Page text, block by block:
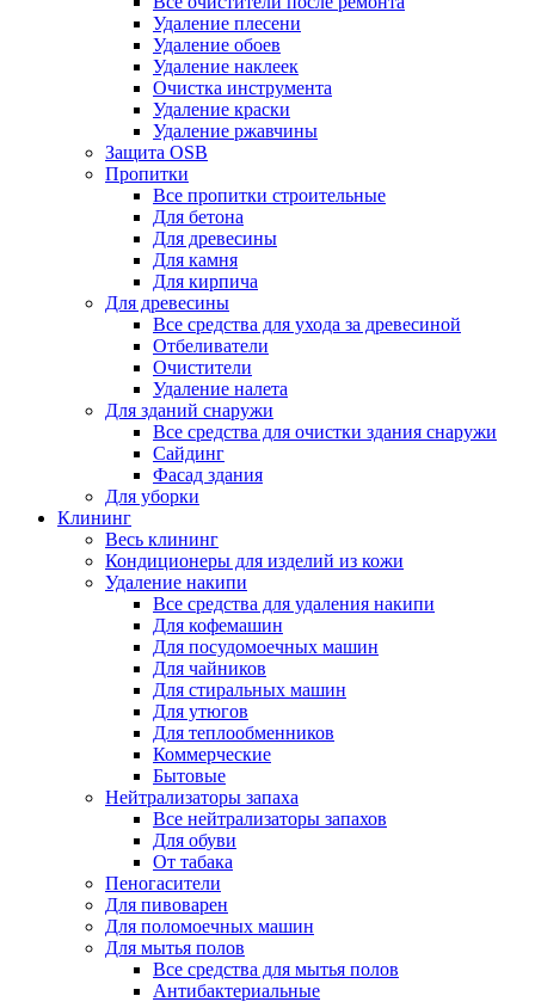
Удаление плесени
Удаление обоев
Удаление наклеек
Очистка инструмента
Удаление краски
Удаление ржавчины
Защита OSB
Пропитки
Все пропитки строительные
Для бетона
Для древесины
Для камня
Для кирпича
Для древесины
Все средства для ухода за древесиной
Отбеливатели
Очистители
Удаление налета
Для зданий снаружи
Все средства для очистки здания снаружи
Сайдинг
Фасад здания
Для уборки
Клининг
Весь клининг
Кондиционеры для изделий из кожи
Удаление накипи
Все средства для удаления накипи
Для кофемашин
Для посудомоечных машин
Для чайников
Для стиральных машин
Для утюгов
Для теплообменников
Коммерческие
Бытовые
Нейтрализаторы запаха
Все нейтрализаторы запахов
Для обуви
От табака
Пеногасители
Для пивоварен
Для поломоечных машин
Для мытья полов
Все средства для мытья полов
Антибактериальные